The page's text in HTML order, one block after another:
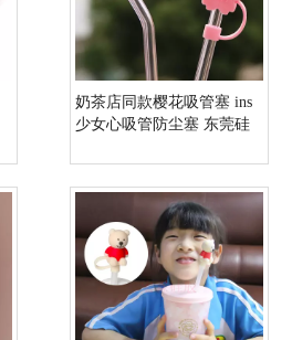
奶茶店同款樱花吸管塞 ins
少女心吸管防尘塞 东莞硅